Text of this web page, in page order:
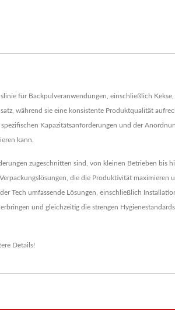
für Backpulveranwendungen, einschließlich
während sie eine konsistente Produktqualität
Kapazitätsanforderungen und der
kann.
zugeschnitten sind, von kleinen Betrieben bis
die die Produktivität maximieren
Tech umfassende Lösungen, einschließlich
und gleichzeitig die strengen
Details!